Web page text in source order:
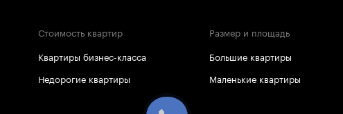
Стоимость квартир
Квартиры бизнес-класса
Недорогие квартиры
Размер и площадь
Большие квартиры
Маленькие квартиры